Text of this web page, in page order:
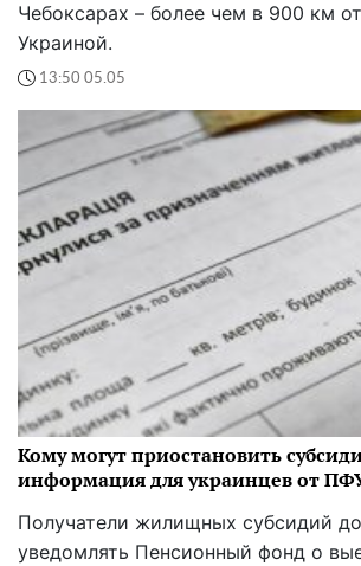
Чебоксарах – более чем в 900 км
Украиной.
13:50 05.05
Кому могут приостановить
информация для украинцев от
Получатели жилищных субсидий
уведомлять Пенсионный фонд о